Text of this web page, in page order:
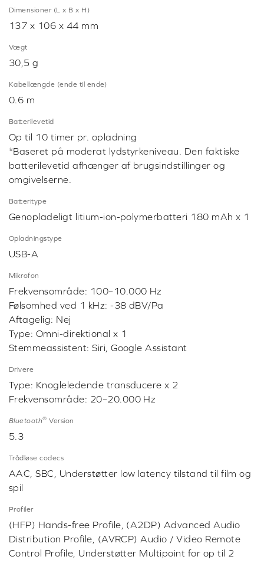
Dimensioner (L x B x H)
137 x 106 x 44 mm
Vægt
30,5 g
Kabellængde (ende til ende)
0.6 m
Batterilevetid
Op til 10 timer pr. opladning
*Baseret på moderat lydstyrkeniveau. Den faktiske
batterilevetid afhænger af brugsindstillinger og
omgivelserne.
Batteritype
Genopladeligt litium-ion-polymerbatteri 180 mAh x 1
Opladningstype
USB-A
Mikrofon
Frekvensområde: 100–10.000 Hz
Følsomhed ved 1 kHz: -38 dBV/Pa
Aftagelig: Nej
Type: Omni-direktional x 1
Stemmeassistent: Siri, Google Assistant
Drivere
Type: Knogleledende transducere x 2
Frekvensområde: 20–20.000 Hz
Bluetooth® Version
5.3
Trådløse codecs
AAC, SBC, Understøtter low latency tilstand til film og
spil
Profiler
(HFP) Hands-free Profile, (A2DP) Advanced Audio
Distribution Profile, (AVRCP) Audio / Video Remote
Control Profile, Understøtter Multipoint for op til 2